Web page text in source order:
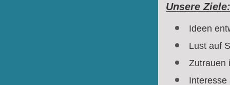
Unsere
Ideen
Lust auf
Zutrauen